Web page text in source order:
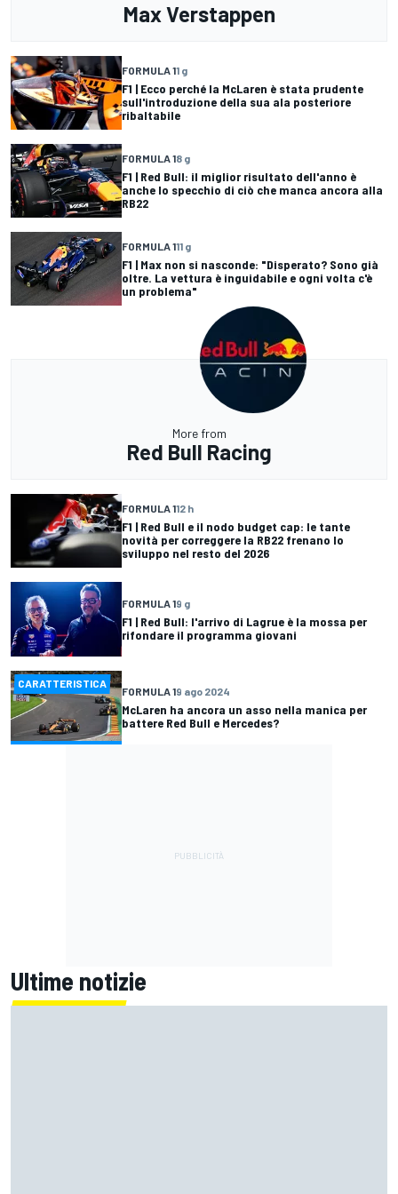
Max Verstappen
FORMULA 11 g
F1 | Ecco perché la McLaren è stata prudente
sull'introduzione della sua ala posteriore
ribaltabile
FORMULA 18 g
F1 | Red Bull: il miglior risultato dell'anno è
anche lo specchio di ciò che manca ancora alla
RB22
FORMULA 111 g
F1 | Max non si nasconde: "Disperato? Sono già
oltre. La vettura è inguidabile e ogni volta c'è
un problema"
More from
Red Bull Racing
FORMULA 112 h
F1 | Red Bull e il nodo budget cap: le tante
novità per correggere la RB22 frenano lo
sviluppo nel resto del 2026
FORMULA 19 g
F1 | Red Bull: l'arrivo di Lagrue è la mossa per
rifondare il programma giovani
CARATTERISTICA
FORMULA 19 ago 2024
McLaren ha ancora un asso nella manica per
battere Red Bull e Mercedes?
Ultime notizie